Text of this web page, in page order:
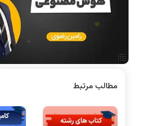
دانشگاه ها
اخبار آزمون ها
دروس مهندسی کامپیوتر
پایتون
مطالب مرتبط